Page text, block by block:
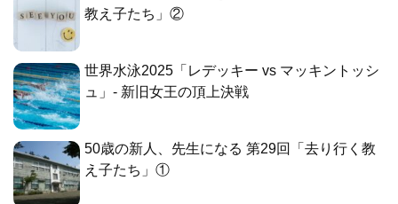
教え子たち」②
世界水泳2025「レデッキー vs マッキントッシ
ュ」- 新旧女王の頂上決戦
50歳の新人、先生になる 第29回「去り行く教
え子たち」①